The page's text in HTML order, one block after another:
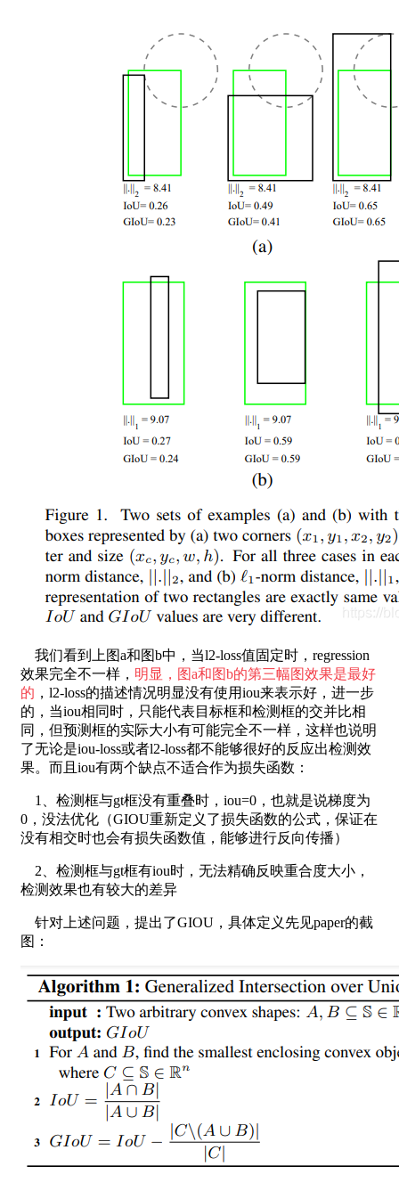
我们看到上图a和图b中，当l2-loss值固定时，regression
效果完全不一样， 明显，图a和图b的第三幅图效果是最好
的 ，l2-loss的描述情况明显没有使用iou来表示好，进一步
的，当iou相同时，只能代表目标框和检测框的交并比相
同，但预测框的实际大小有可能完全不一样，这样也说明
了无论是iou-loss或者l2-loss都不能够很好的反应出检测效
果。而且iou有两个缺点不适合作为损失函数：
1、检测框与gt框没有重叠时，iou=0，也就是说梯度为
0，没法优化（GIOU重新定义了损失函数的公式，保证在
没有相交时也会有损失函数值，能够进行反向传播）
2、检测框与gt框有iou时，无法精确反映重合度大小，
检测效果也有较大的差异
针对上述问题，提出了GIOU，具体定义先见paper的截
图：